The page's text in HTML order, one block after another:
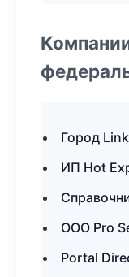
Город
ИП Hot
ООО Pro
Portal